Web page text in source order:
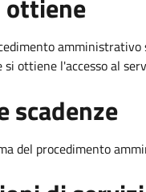
amministrativo
ottiene l'accesso al
scadenze
del procedimento